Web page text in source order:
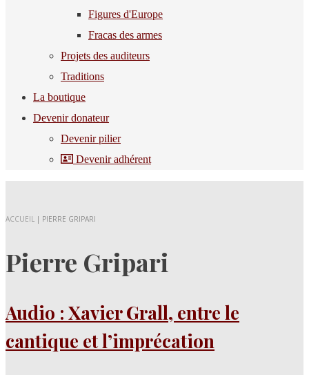
Figures d'Europe
Fracas des armes
Projets des auditeurs
Traditions
La boutique
Devenir donateur
Devenir pilier
Devenir adhérent
ACCUEIL | PIERRE GRIPARI
Pierre Gripari
Audio : Xavier Grall, entre le
cantique et l’imprécation